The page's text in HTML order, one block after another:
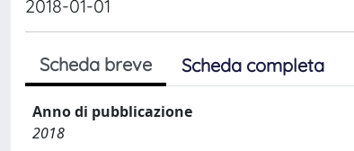
2018-01-01
Scheda breve Scheda completa
Anno di pubblicazione
2018